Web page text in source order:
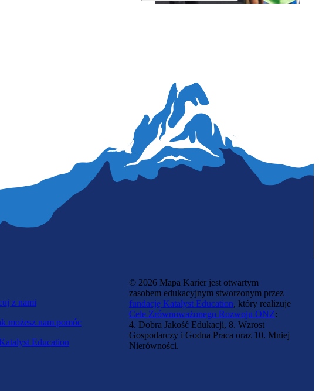
z nami
możesz nam pomóc
Education
© 2026 Mapa Karier jest otwartym
zasobem edukacyjnym stworzonym przez
fundację Katalyst Education, który realizuje
Cele Zrównoważonego Rozwoju ONZ:
4. Dobra Jakość Edukacji, 8. Wzrost
Gospodarczy i Godna Praca oraz 10. Mniej
Nierówności.